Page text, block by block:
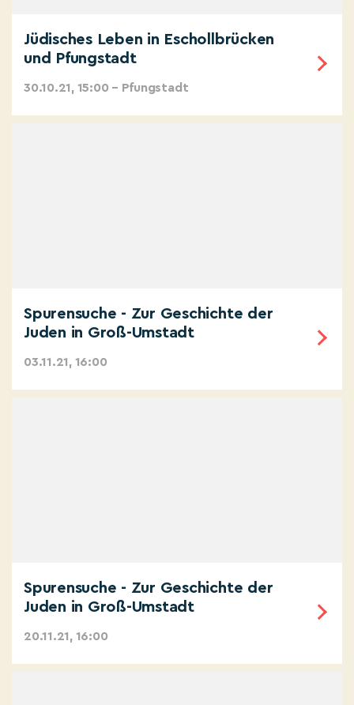
Jüdisches Leben in Eschollbrücken
und Pfungstadt
30.10.21, 15:00 – Pfungstadt
Spurensuche - Zur Geschichte der
Juden in Groß-Umstadt
03.11.21, 16:00
Spurensuche - Zur Geschichte der
Juden in Groß-Umstadt
20.11.21, 16:00